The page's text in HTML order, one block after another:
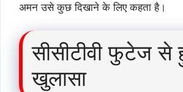
अमन उसे कुछ दिखाने के लिए कहता है।
सीसीटीवी फुटेज
खुलासा